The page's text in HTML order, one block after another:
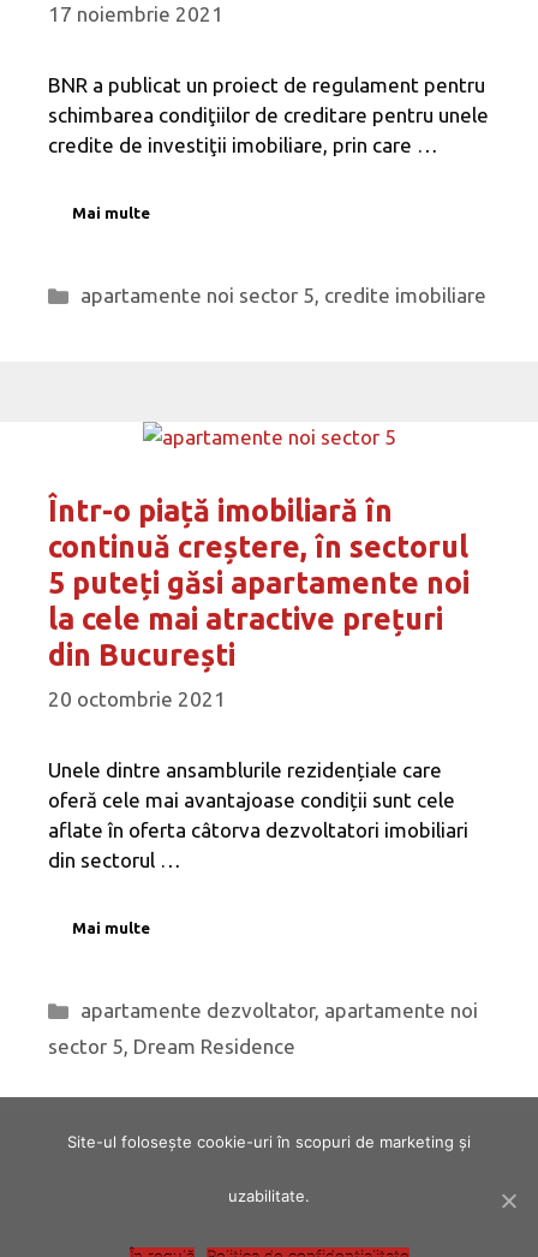
17 noiembrie 2021
BNR a publicat un proiect de regulament pentru
schimbarea condiţiilor de creditare pentru unele
credite de investiţii imobiliare, prin care …
Mai multe
Categorii
apartamente noi sector 5, credite imobiliare
Într-o piață imobiliară în
continuă creștere, în sectorul
5 puteți găsi apartamente noi
la cele mai atractive prețuri
din București
20 octombrie 2021
Unele dintre ansamblurile rezidențiale care
oferă cele mai avantajoase condiții sunt cele
aflate în oferta câtorva dezvoltatori imobiliari
din sectorul …
Mai multe
Categorii
apartamente dezvoltator, apartamente noi
sector 5, Dream Residence
Site-ul folosește cookie-uri în scopuri de marketing și
uzabilitate.